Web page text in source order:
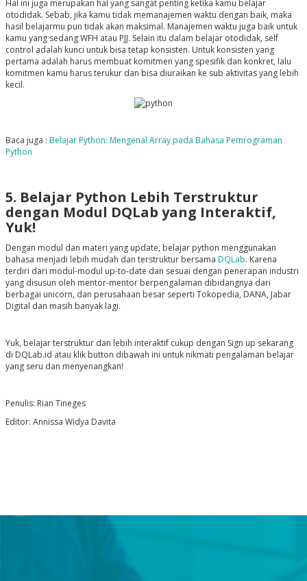
Hal ini juga merupakan hal yang sangat penting ketika kamu belajar
otodidak. Sebab, jika kamu tidak memanajemen waktu dengan baik, maka
hasil belajarmu pun tidak akan maksimal. Manajemen waktu juga baik untuk
kamu yang sedang WFH atau PJJ. Selain itu dalam belajar otodidak, self
control adalah kunci untuk bisa tetap konsisten. Untuk konsisten yang
pertama adalah harus membuat komitmen yang spesifik dan konkret, lalu
komitmen kamu harus terukur dan bisa diuraikan ke sub aktivitas yang lebih
kecil.
Baca juga : Belajar Python: Mengenal Array pada Bahasa Pemrograman
Python
5. Belajar Python Lebih Terstruktur
dengan Modul DQLab yang Interaktif,
Yuk!
Dengan modul dan materi yang update, belajar python menggunakan
bahasa menjadi lebih mudah dan terstruktur bersama DQLab. Karena
terdiri dari modul-modul up-to-date dan sesuai dengan penerapan industri
yang disusun oleh mentor-mentor berpengalaman dibidangnya dari
berbagai unicorn, dan perusahaan besar seperti Tokopedia, DANA, Jabar
Digital dan masih banyak lagi.
Yuk, belajar terstruktur dan lebih interaktif cukup dengan Sign up sekarang
di DQLab.id atau klik button dibawah ini untuk nikmati pengalaman belajar
yang seru dan menyenangkan!
Penulis: Rian Tineges
Editor: Annissa Widya Davita